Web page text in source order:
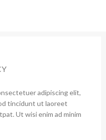
adipiscing elit,
tincidunt ut laoreet
Ut wisi enim ad minim